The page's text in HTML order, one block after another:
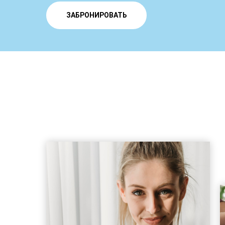
ЗАБРОНИРОВАТЬ